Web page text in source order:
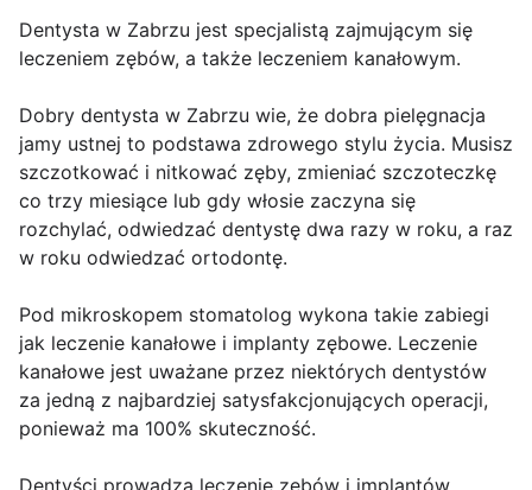
Dentysta w Zabrzu jest specjalistą zajmującym się
leczeniem zębów, a także leczeniem kanałowym.
Dobry dentysta w Zabrzu wie, że dobra pielęgnacja
jamy ustnej to podstawa zdrowego stylu życia. Musisz
szczotkować i nitkować zęby, zmieniać szczoteczkę
co trzy miesiące lub gdy włosie zaczyna się
rozchylać, odwiedzać dentystę dwa razy w roku, a raz
w roku odwiedzać ortodontę.
Pod mikroskopem stomatolog wykona takie zabiegi
jak leczenie kanałowe i implanty zębowe. Leczenie
kanałowe jest uważane przez niektórych dentystów
za jedną z najbardziej satysfakcjonujących operacji,
ponieważ ma 100% skuteczność.